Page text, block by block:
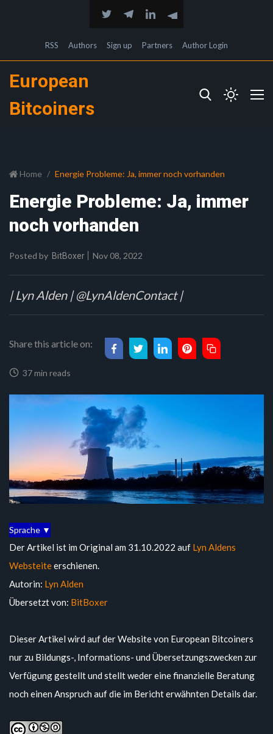
RSS Authors Sign up Partners Author Login
European
Bitcoiners
Home Energie Probleme: Ja, immer noch vorhanden
Energie Probleme: Ja, immer
noch vorhanden
Posted by BitBoxer Nov 08, 2022
| Lyn Alden | @LynAldenContact |
Share this article on:
37 min reads
Sprache ▼
Der Artikel ist im Original am 31.10.2022 auf Lyn Aldens
Websteiteerschienen.
Autorin: Lyn Alden
Übersetzt von: BitBoxer
Dieser Artikel wird auf der Website von European Bitcoiners
nur zu Bildungs-, Informations- und Übersetzungszwecken zur
Verfügung gestellt und stellt weder eine finanzielle Beratung
noch einen Anspruch auf die im Bericht erwähnten Details dar.